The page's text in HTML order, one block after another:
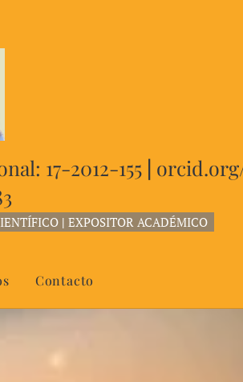
17-2012-155 |
| EXPOSITOR ACADÉMICO
Contacto